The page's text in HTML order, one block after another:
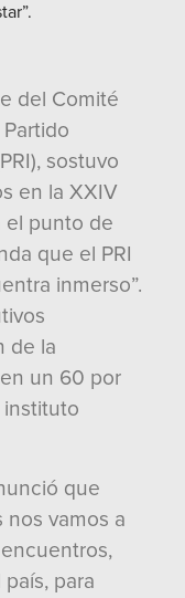
del Comité
sostuvo
en la XXIV
el punto de
que el PRI
inmerso”.
de la
un 60 por
que
nos vamos a
para